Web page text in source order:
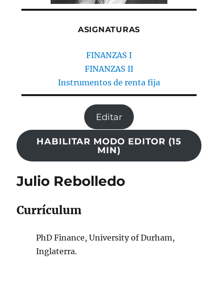
Julio Rebolledo
Currículum
PhD Finance, University of Durham,
Inglaterra.
ASIGNATURAS
FINANZAS I
FINANZAS II
Instrumentos de renta fija
Editar
HABILITAR MODO EDITOR (15
MIN)